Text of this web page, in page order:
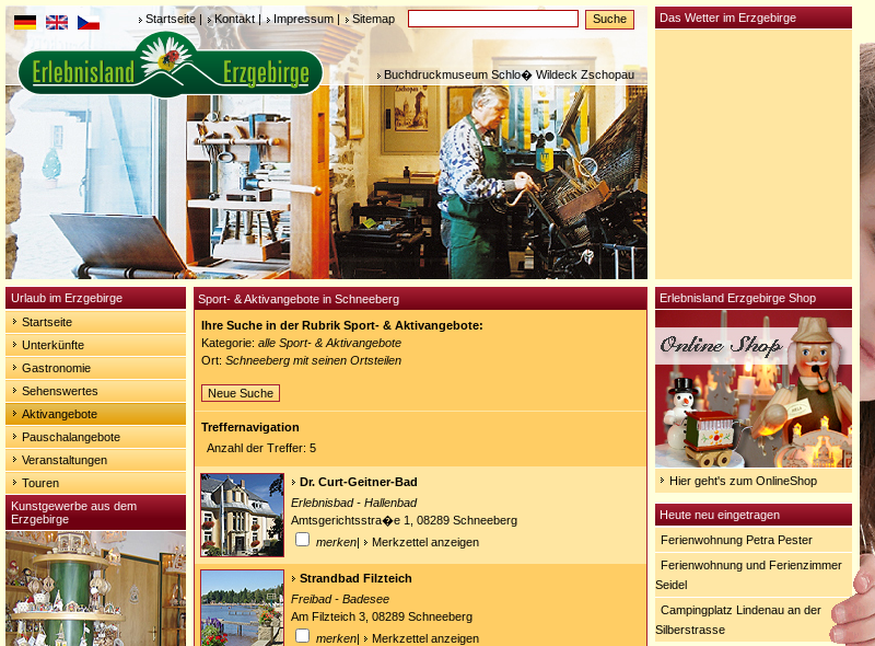
Startseite | Kontakt | Impressum | Sitemap
Buchdruckmuseum Schlo� Wildeck Zschopau
Urlaub im Erzgebirge
Startseite
Unterkünfte
Gastronomie
Sehenswertes
Aktivangebote
Pauschalangebote
Veranstaltungen
Touren
Kunstgewerbe aus dem
Erzgebirge
Sport- & Aktivangebote in Schneeberg
Ihre Suche in der Rubrik Sport- & Aktivangebote:
Kategorie: alle Sport- & Aktivangebote
Ort: Schneeberg mit seinen Ortsteilen
Neue Suche
Treffernavigation
Anzahl der Treffer: 5
Dr. Curt-Geitner-Bad
Erlebnisbad - Hallenbad
Amtsgerichtsstra�e 1, 08289 Schneeberg
merken| Merkzettel anzeigen
Strandbad Filzteich
Freibad - Badesee
Am Filzteich 3, 08289 Schneeberg
merken| Merkzettel anzeigen
Erlebnisland Erzgebirge Shop
Hier geht's zum OnlineShop
Heute neu eingetragen
Ferienwohnung Petra Pester
Ferienwohnung und Ferienzimmer
Seidel
Campingplatz Lindenau an der
Silberstrasse
Das Wetter im Erzgebirge